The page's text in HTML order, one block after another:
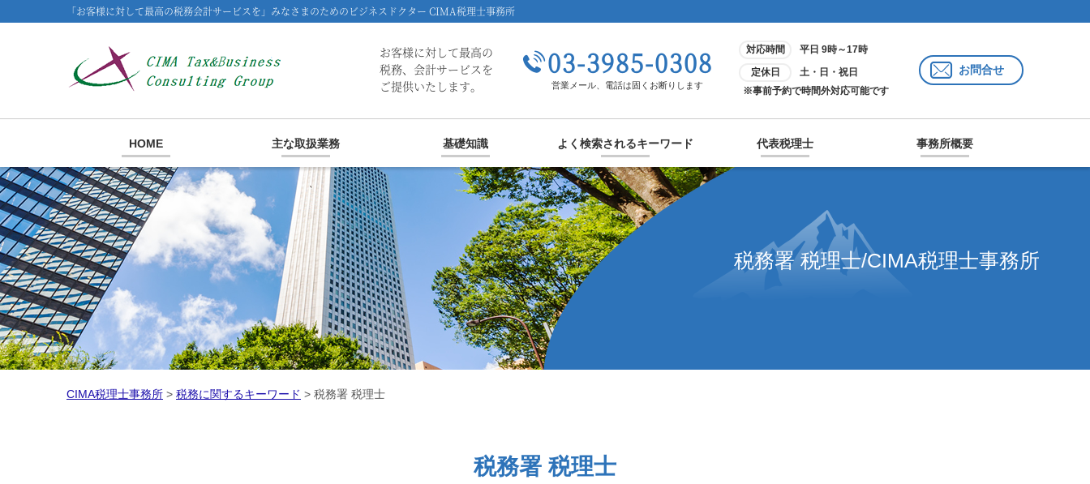
「お客様に対して最高の税務会計サービスを」みなさまのためのビジネスドクター CIMA税理士事務所
お客様に対して最高の
税務、会計サービスを
ご提供いたします。
03-3985-0308
営業メール、電話は固くお断りします
対応時間
平日 9時～17時
定休日
土・日・祝日
※事前予約で時間外対応可能です
お問合せ
HOME 主な取扱業務 基礎知識 よく検索されるキーワード 代表税理士 事務所概要
税務署 税理士/CIMA税理士事務所
CIMA税理士事務所 > 税務に関するキーワード > 税務署 税理士
税務署 税理士